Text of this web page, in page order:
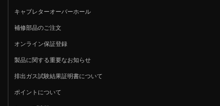
キャブレターオーバーホール
補修部品のご注文
オンライン保証登録
製品に関する重要なお知らせ
排出ガス試験結果証明書について
ポイントについて